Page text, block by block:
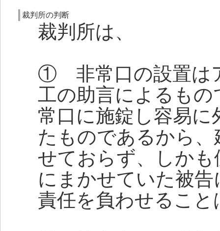
裁判所の判断
裁判所は、
① 非常口の設置は
工の助言によるも
常口に施錠し容易
たものであるから
せておらず、しか
にまかせていた被
責任を負わせるこ